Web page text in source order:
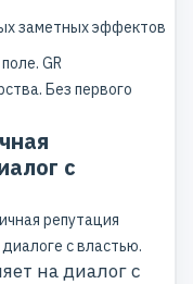
заметных эффектов
GR
Без первого
с
репутация
с властью.
на диалог с